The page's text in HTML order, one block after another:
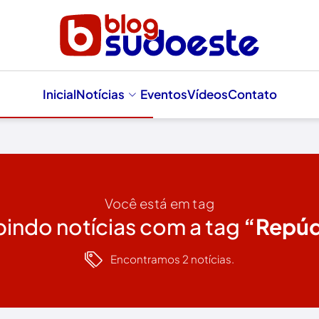
InicialNotícias EventosVídeosContato
Você está em tag
notícias com a tag
Encontramos 2 notícias.